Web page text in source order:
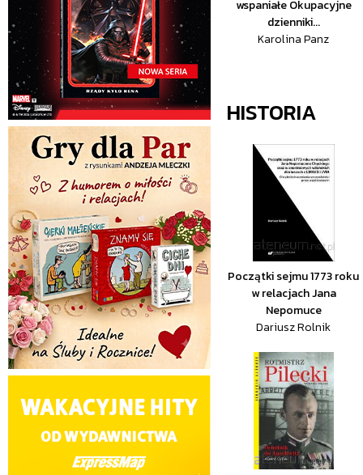
wspaniałe Okupacyjne
dzienniki...
Karolina Panz
HISTORIA
Początki sejmu 1773 roku
w relacjach Jana
Nepomuce
Dariusz Rolnik